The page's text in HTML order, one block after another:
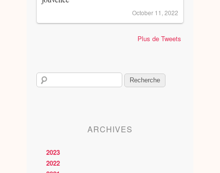
October 11, 2022
Plus de Tweets
ARCHIVES
2023
2022